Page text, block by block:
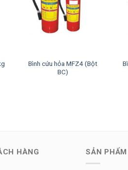
Bình cứu hỏa MFZ4 (Bột
BC)
HÀNG SẢN PHẨM